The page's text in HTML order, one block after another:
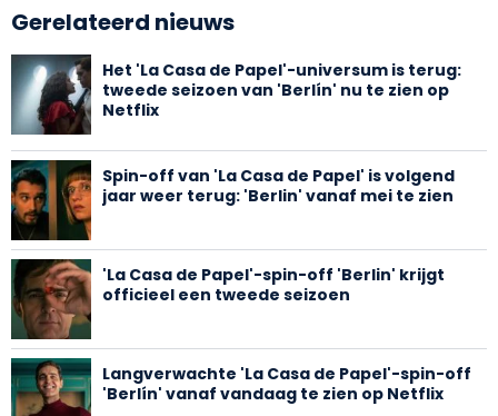
Gerelateerd nieuws
Het 'La Casa de Papel'-universum is terug:
tweede seizoen van 'Berlín' nu te zien op
Netflix
Spin-off van 'La Casa de Papel' is volgend
jaar weer terug: 'Berlin' vanaf mei te zien
'La Casa de Papel'-spin-off 'Berlin' krijgt
officieel een tweede seizoen
Langverwachte 'La Casa de Papel'-spin-off
'Berlín' vanaf vandaag te zien op Netflix